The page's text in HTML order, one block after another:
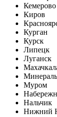
Кемерово
Киров
Курган
Курск
Липецк
Луганск
Муром
Нальчик
Нижний